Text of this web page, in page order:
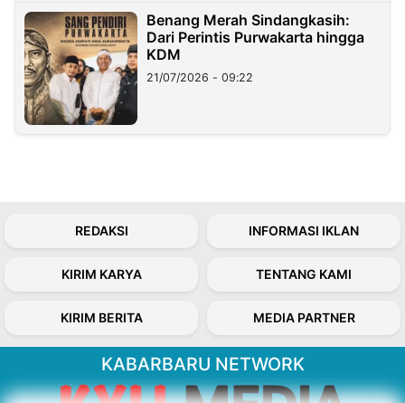
Benang Merah Sindangkasih:
Dari Perintis Purwakarta hingga
KDM
21/07/2026 - 09:22
REDAKSI INFORMASI IKLAN
KIRIM KARYA TENTANG KAMI
KIRIM BERITA MEDIA PARTNER
KABARBARU NETWORK